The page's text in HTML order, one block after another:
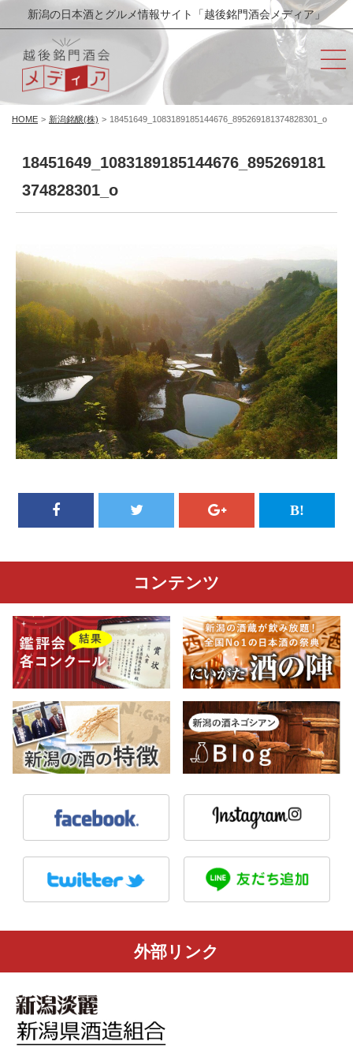
新潟の日本酒とグルメ情報サイト「越後銘門酒会メディア」
HOME > 新潟銘醸(株) > 18451649_1083189185144676_895269181374828301_o
18451649_1083189185144676_895269181
374828301_o
コンテンツ
外部リンク